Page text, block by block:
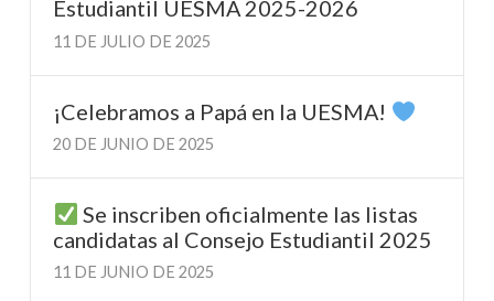
Estudiantil UESMA 2025-2026
11 DE JULIO DE 2025
¡Celebramos a Papá en la UESMA!
20 DE JUNIO DE 2025
Se inscriben oficialmente las listas
candidatas al Consejo Estudiantil 2025
11 DE JUNIO DE 2025